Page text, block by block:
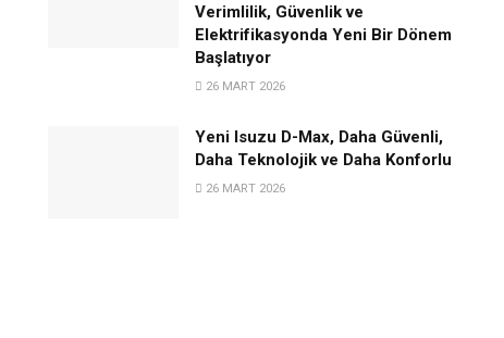
Verimlilik, Güvenlik ve
Elektrifikasyonda Yeni Bir Dönem
Başlatıyor
26 MART 2026
Yeni Isuzu D-Max, Daha Güvenli,
Daha Teknolojik ve Daha Konforlu
26 MART 2026